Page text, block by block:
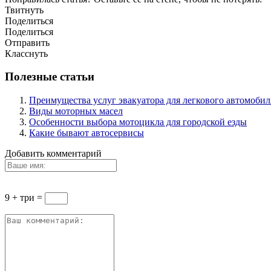
Твитнуть
Поделиться
Поделиться
Отправить
Класснуть
Полезные статьи
Преимущества услуг эвакуатора для легкового
Виды моторных масел
Особенности выбора мотоцикла для городской езды
Какие бывают автосервисы
Добавить комментарий
9 + три =